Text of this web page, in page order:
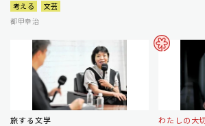
考える
文芸
都甲幸治
旅する文学 わたしの大